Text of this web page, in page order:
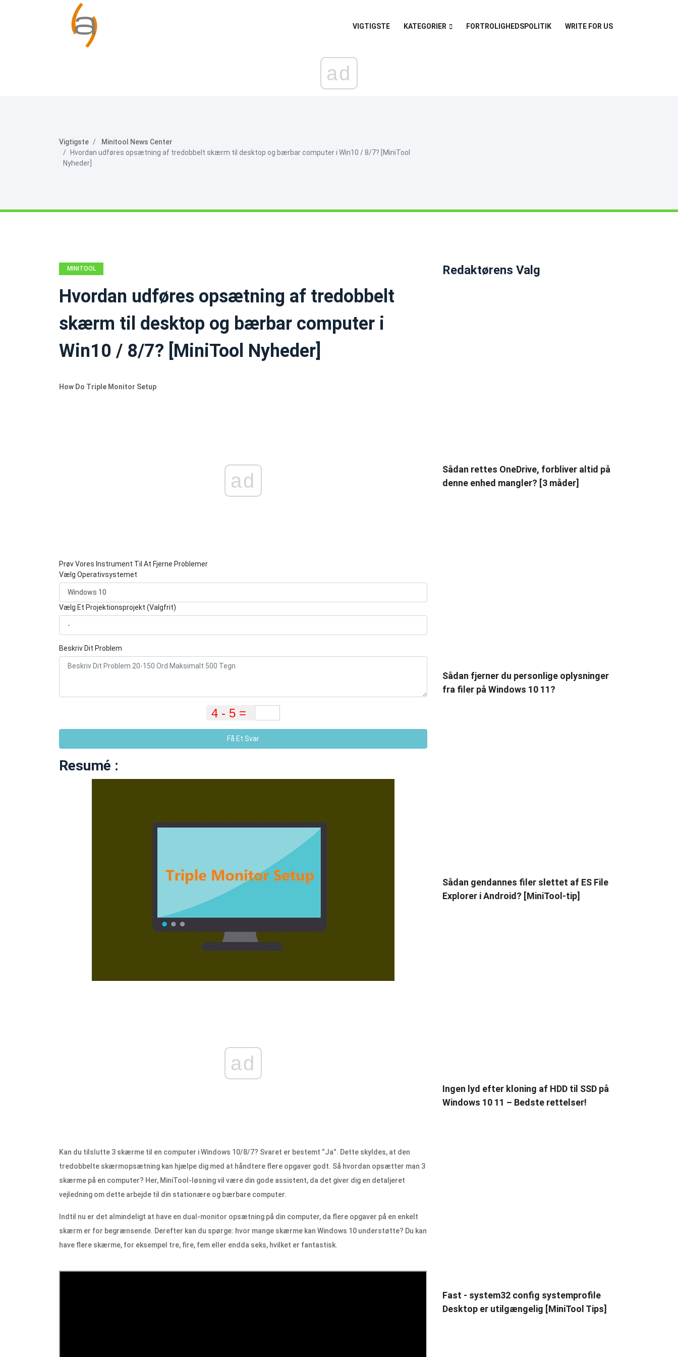
VIGTIGSTE KATEGORIER FORTROLIGHEDSPOLITIK WRITE FOR US
ad
Vigtigste
Minitool News Center
Hvordan udføres opsætning af tredobbelt skærm til desktop og bærbar computer i Win10 / 8/7? [MiniTool
Nyheder]
MINITOOL
Hvordan udføres opsætning af tredobbelt
skærm til desktop og bærbar computer i
Win10 / 8/7? [MiniTool Nyheder]
How Do Triple Monitor Setup
ad
Prøv Vores Instrument Til At Fjerne Problemer
Vælg Operativsystemet
Vælg Et Projektionsprojekt (Valgfrit)
Beskriv Dit Problem
Få Et Svar
Resumé :
ad
Kan du tilslutte 3 skærme til en computer i Windows 10/8/7? Svaret er bestemt ”Ja”. Dette skyldes, at den
tredobbelte skærmopsætning kan hjælpe dig med at håndtere flere opgaver godt. Så hvordan opsætter man 3
skærme på en computer? Her, MiniTool-løsning vil være din gode assistent, da det giver dig en detaljeret
vejledning om dette arbejde til din stationære og bærbare computer.
Indtil nu er det almindeligt at have en dual-monitor opsætning på din computer, da flere opgaver på en enkelt
skærm er for begrænsende. Derefter kan du spørge: hvor mange skærme kan Windows 10 understøtte? Du kan
have flere skærme, for eksempel tre, fire, fem eller endda seks, hvilket er fantastisk.
Redaktørens Valg
Sådan rettes OneDrive, forbliver altid på
denne enhed mangler? [3 måder]
Sådan fjerner du personlige oplysninger
fra filer på Windows 10 11?
Sådan gendannes filer slettet af ES File
Explorer i Android? [MiniTool-tip]
Ingen lyd efter kloning af HDD til SSD på
Windows 10 11 – Bedste rettelser!
Fast - system32 config systemprofile
Desktop er utilgængelig [MiniTool Tips]